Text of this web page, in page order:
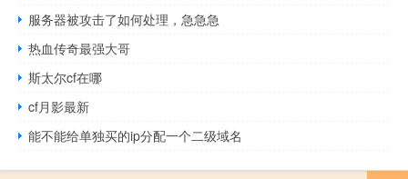
服务器被攻击了如何处理，急急急
热血传奇最强大哥
斯太尔cf在哪
cf月影最新
能不能给单独买的ip分配一个二级域名